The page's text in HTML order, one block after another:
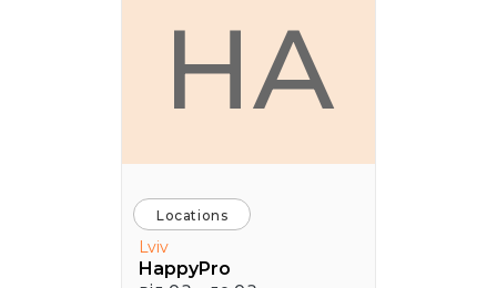
HA
Locations
Lviv
HappyPro